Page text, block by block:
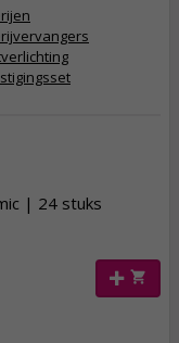
| 24 stuks